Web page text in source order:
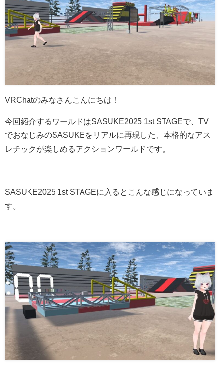
VRChatのみなさんこんにちは！
今回紹介するワールドはSASUKE2025 1st STAGEで、TV
でおなじみのSASUKEをリアルに再現した、本格的なアス
レチックが楽しめるアクションワールドです。
SASUKE2025 1st STAGEに入るとこんな感じになっていま
す。